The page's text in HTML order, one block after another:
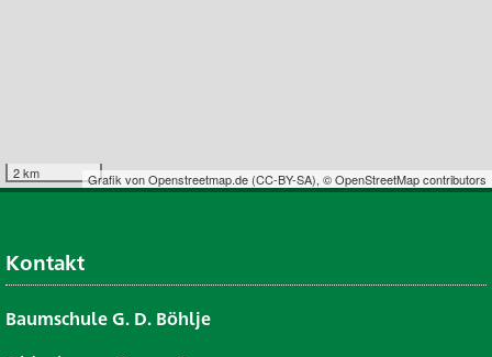
2 km Grafik vonOpenstreetmap.de (CC-BY-SA), © OpenStreetMap contributors
Kontakt
Baumschule G. D. Böhlje